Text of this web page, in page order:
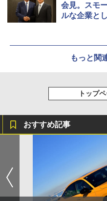
会見。スモ
ルな企業と
もっと関
トップ
おすすめ記事